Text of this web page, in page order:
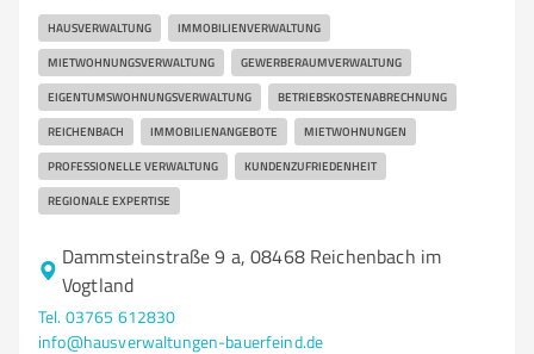
HAUSVERWALTUNG IMMOBILIENVERWALTUNG
MIETWOHNUNGSVERWALTUNG GEWERBERAUMVERWALTUNG
EIGENTUMSWOHNUNGSVERWALTUNG BETRIEBSKOSTENABRECHNUNG
REICHENBACH IMMOBILIENANGEBOTE MIETWOHNUNGEN
PROFESSIONELLE VERWALTUNG KUNDENZUFRIEDENHEIT
REGIONALE EXPERTISE
Dammsteinstraße 9 a, 08468 Reichenbach im
Vogtland
Tel. 03765 612830
info@hausverwaltungen-bauerfeind.de